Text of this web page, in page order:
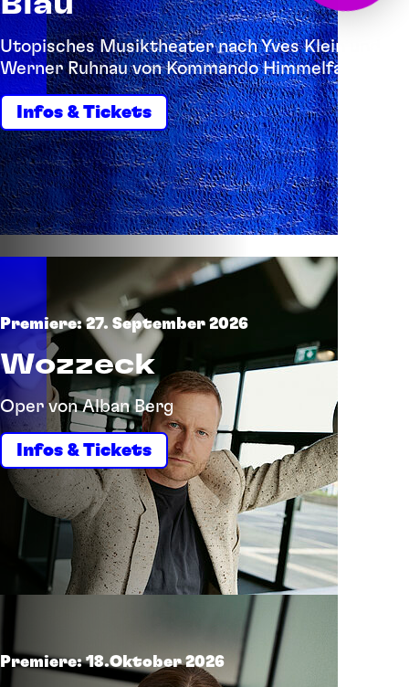
Utopisches Musiktheater nach Yves Klein und
Werner Ruhnau von Kommando Himmelfahrt
Infos & Tickets
Premiere: 27. September 2026
Wozzeck
Oper von Alban Berg
Infos & Tickets
Premiere: 18.Oktober 2026